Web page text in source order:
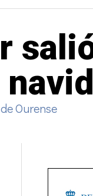
Ourense